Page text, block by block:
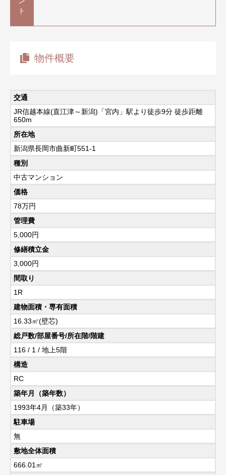
ト
物件概要
交通
JR信越本線(直江津～新潟)「宮内」駅より徒歩9分 徒歩距離
650m
所在地
新潟県長岡市曲新町551-1
種別
中古マンション
価格
78万円
管理費
5,000円
修繕積立金
3,000円
間取り
1R
建物面積・専有面積
16.33㎡(壁芯)
総戸数/部屋番号/所在階/階建
116 / 1 / 地上5階
構造
RC
築年月（築年数）
1993年4月（築33年）
駐車場
無
敷地全体面積
666.01㎡